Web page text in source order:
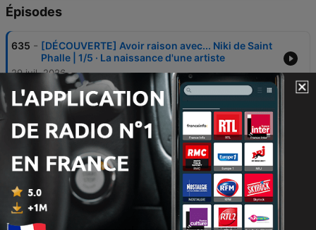
Épisodes
635 - [DÉCOUVERTE] Avoir raison avec... Niki de Saint
Phalle | 1/5 · La naissance d'une artiste
29 juil. 2026
634 - [DÉCOUVERTE] Avoir raison avec... Niki de Saint
Phalle | 2/5 · Un art féministe
29 juil. 2026
633 -
[DÉCOUVERTE] Avoir raison avec... Niki de Saint
Phalle | 3/5 · Rendre l'art populaire
632 - [DÉCOUVERTE] Avoir raison avec... Niki de Saint
Phalle | 4/5 · La joie comme résistance